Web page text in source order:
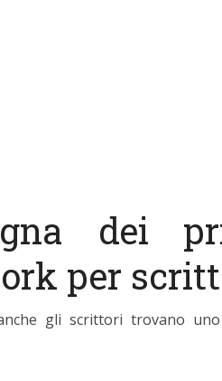
dei
per
gli scrittori trovano